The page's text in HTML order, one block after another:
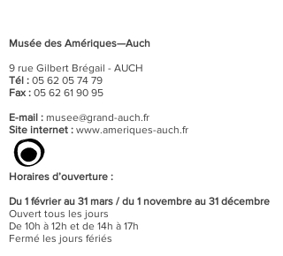
Musée des Amériques—Auch
9 rue Gilbert Brégail - AUCH
Tél : 05 62 05 74 79
Fax : 05 62 61 90 95
E-mail : musee@grand-auch.fr
Site internet : www.ameriques-auch.fr
Horaires d’ouverture :
Du 1 février au 31 mars / du 1 novembre au 31 décembre
Ouvert tous les jours
De 10h à 12h et de 14h à 17h
Fermé les jours fériés